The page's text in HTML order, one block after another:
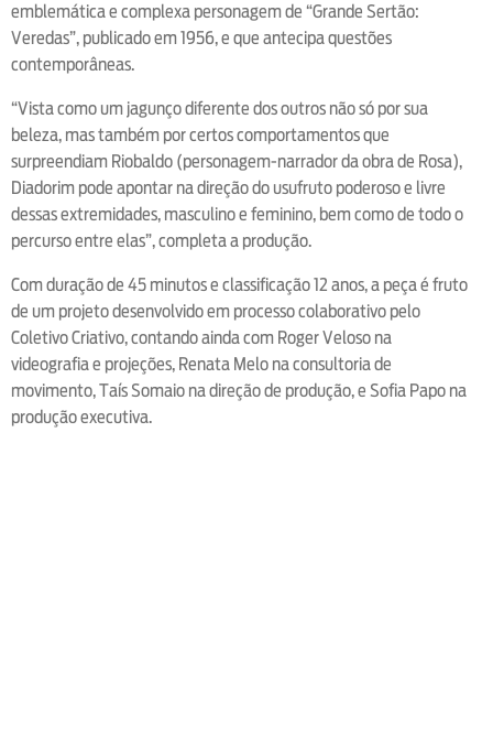
emblemática e complexa personagem de “Grande Sertão:
Veredas”, publicado em 1956, e que antecipa questões
contemporâneas.
“Vista como um jagunço diferente dos outros não só por sua
beleza, mas também por certos comportamentos que
surpreendiam Riobaldo (personagem-narrador da obra de Rosa),
Diadorim pode apontar na direção do usufruto poderoso e livre
dessas extremidades, masculino e feminino, bem como de todo o
percurso entre elas”, completa a produção.
Com duração de 45 minutos e classificação 12 anos, a peça é fruto
de um projeto desenvolvido em processo colaborativo pelo
Coletivo Criativo, contando ainda com Roger Veloso na
videografia e projeções, Renata Melo na consultoria de
movimento, Taís Somaio na direção de produção, e Sofia Papo na
produção executiva.